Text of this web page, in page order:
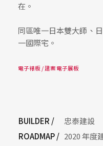
在。
同區唯一日本雙大師、
一國際宅。
電子裱板 / 建案電子展板
BUILDER /
忠泰建設
ROADMAP / 2020 年度